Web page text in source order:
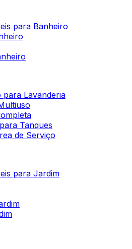
para Banheiro
Lavanderia
Tanques
de Serviço
para Jardim